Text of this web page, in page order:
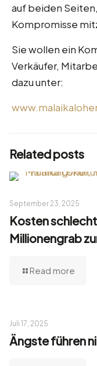
auf beiden
Kompromisse
Sie wollen ein
Verkäufer,
dazu unter:
Related posts
September 23, 2025
Kosten
Millionengrab
Read more
Juli 17, 2025
Ängste führen